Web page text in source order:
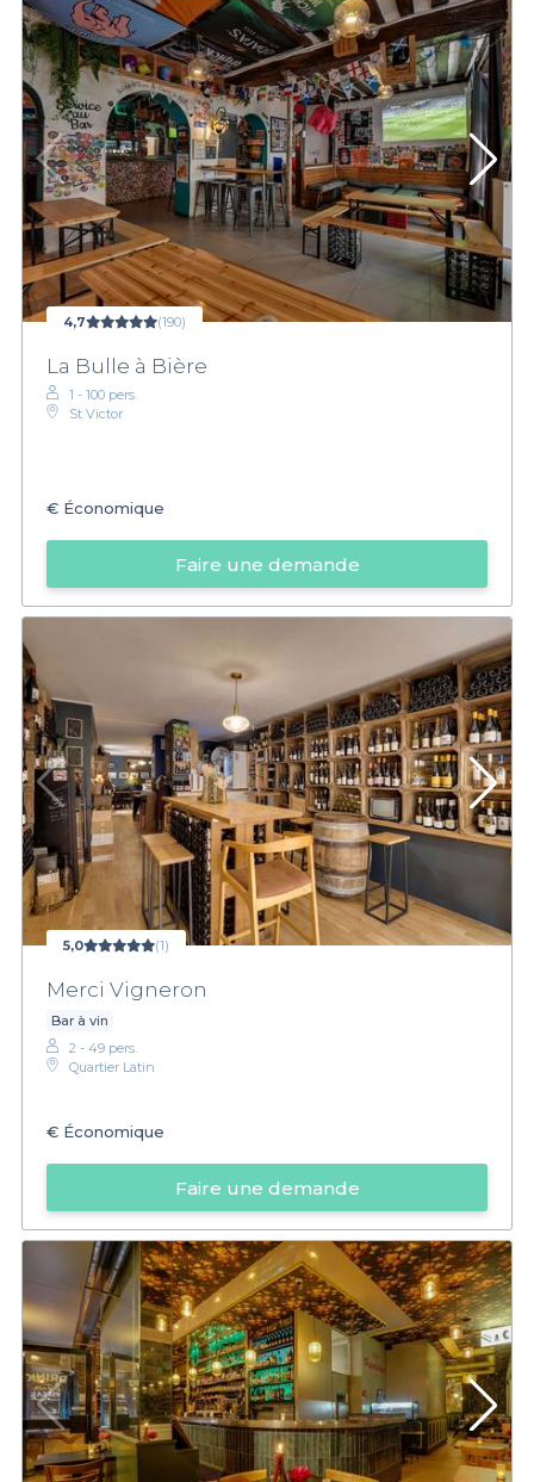
4,7 (190)
La Bulle à Bière
1 - 100 pers.
St Victor
€ Économique
Faire une demande
5,0 (1)
Merci Vigneron
Bar à vin
2 - 49 pers.
Quartier Latin
€ Économique
Faire une demande